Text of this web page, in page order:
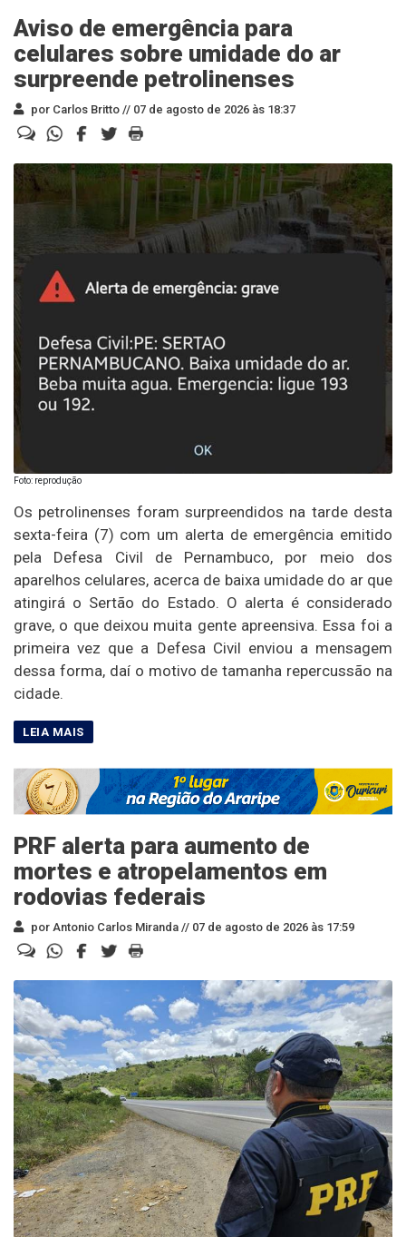
Aviso de emergência para
celulares sobre umidade do ar
surpreende petrolinenses
por Carlos Britto // 07 de agosto de 2026 às 18:37
Foto: reprodução
Os petrolinenses foram surpreendidos na tarde desta
sexta-feira (7) com um alerta de emergência emitido
pela Defesa Civil de Pernambuco, por meio dos
aparelhos celulares, acerca de baixa umidade do ar que
atingirá o Sertão do Estado. O alerta é considerado
grave, o que deixou muita gente apreensiva. Essa foi a
primeira vez que a Defesa Civil enviou a mensagem
dessa forma, daí o motivo de tamanha repercussão na
cidade.
PRF alerta para aumento de
mortes e atropelamentos em
rodovias federais
por Antonio Carlos Miranda // 07 de agosto de 2026 às 17:59